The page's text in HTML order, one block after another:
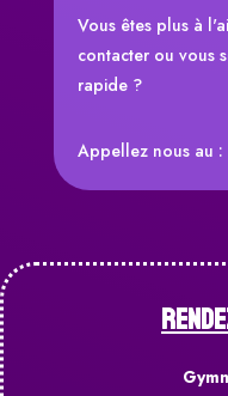
Vous êtes plus à
contacter ou vous
rapide ?
Appellez nous au